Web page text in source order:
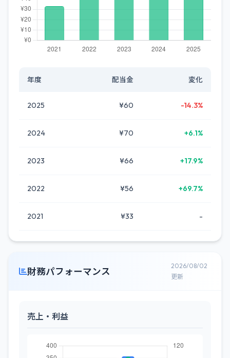
年度 配当金 変化
2025 ¥60 -14.3%
2024 ¥70 +6.1%
2023 ¥66 +17.9%
2022 ¥56 +69.7%
2021 ¥33 -
財務パフォーマンス
2026/08/02
更新
売上・利益